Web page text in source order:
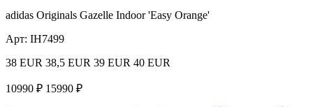
adidas Originals Gazelle Indoor 'Easy Orange'
Арт: IH7499
38 EUR 38,5 EUR 39 EUR 40 EUR
10990 ₽ 15990 ₽